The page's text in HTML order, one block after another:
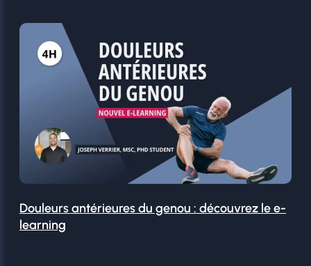
Douleurs antérieures du genou : découvrez le e-
learning